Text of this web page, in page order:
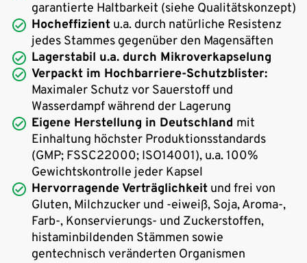
garantierte Haltbarkeit (siehe Qualitätskonzept)
Hocheffizient u.a. durch natürliche Resistenz
jedes Stammes gegenüber den Magensäften
Lagerstabil u.a. durch Mikroverkapselung
Verpackt im Hochbarriere-Schutzblister:
Maximaler Schutz vor Sauerstoff und
Wasserdampf während der Lagerung
Eigene Herstellung in Deutschland mit
Einhaltung höchster Produktionsstandards
(GMP; FSSC22000; ISO14001), u.a. 100%
Gewichtskontrolle jeder Kapsel
Hervorragende Verträglichkeit und frei von
Gluten, Milchzucker und -eiweiß, Soja, Aroma-,
Farb-, Konservierungs- und Zuckerstoffen,
histaminbildenden Stämmen sowie
gentechnisch veränderten Organismen